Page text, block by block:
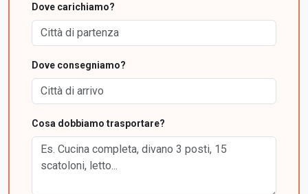
Dove carichiamo?
Dove consegniamo?
Cosa dobbiamo trasportare?